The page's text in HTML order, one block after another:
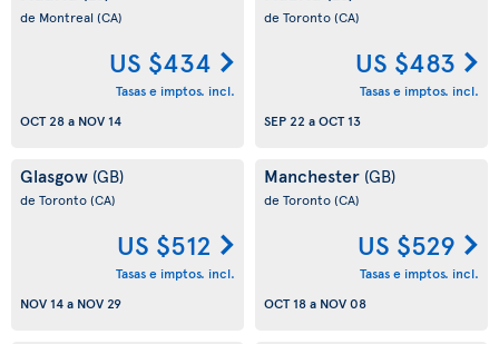
de Montreal (CA)
US $434
Tasas e imptos. incl.
OCT 28a NOV 14
de Toronto(CA)
US $483
Tasas e imptos. incl.
SEP 22 aOCT 13
Glasgow (GB)
de Toronto(CA)
US $512
Tasas e imptos. incl.
NOV 14a NOV 29
Manchester (GB)
de Toronto(CA)
US $529
Tasas e imptos. incl.
OCT 18a NOV 08